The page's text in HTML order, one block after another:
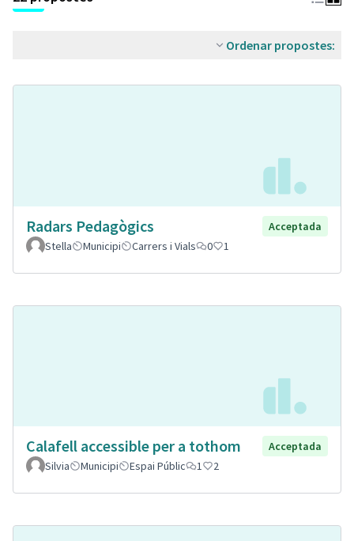
Ordenar propostes:
Radars Pedagògics
Acceptada
Stella
Municipi Carrers i Vials 0 1
Calafell accessible per a tothom
Acceptada
Silvia
Municipi Espai Públic 1 2